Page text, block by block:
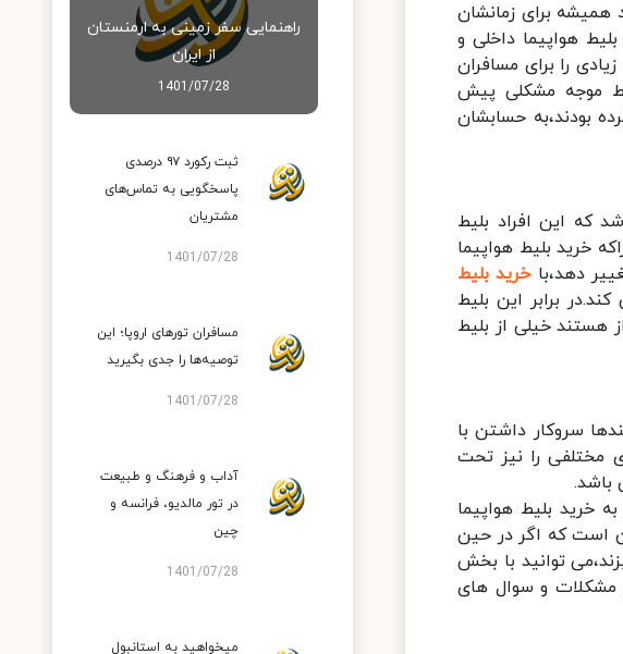
همیشه برای زمانشان
هواپیما داخلی و
را برای مسافران
موجه مشکلی پیش
بودند،به حسابشان
که این افراد بلیط
خرید بلیط هواپیما
دهد،باخرید بلیط
برابر این بلیط
هستند خیلی از بلیط
سروکار داشتن با
مختلفی را نیز تحت
باشد.
خرید بلیط هواپیما
است که اگر در حین
توانید با بخش
مشکلات و سوال های
راهنمایی سفر زمینی به ارمنستان
از ایران
1401/07/28
ثبت رکورد ۹۷ درصدی
پاسخگویی به تماس‌های
مشتریان
1401/07/28
مسافران تورهای اروپا؛ این
توصیه‌ها را جدی بگیرید
1401/07/28
آداب و فرهنگ و طبیعت
در تور مالدیو، فرانسه و
چین
1401/07/28
میخواهید به استانبول